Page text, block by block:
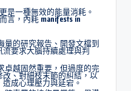
是一種無效的能量消耗。
言，內耗 manifests in
量的研究報告、開發文檔到
要求大腦持續處理與判
卓越固然重要，但過度的完
、對細枝末節的糾結，以
成心理壓力與延宕。